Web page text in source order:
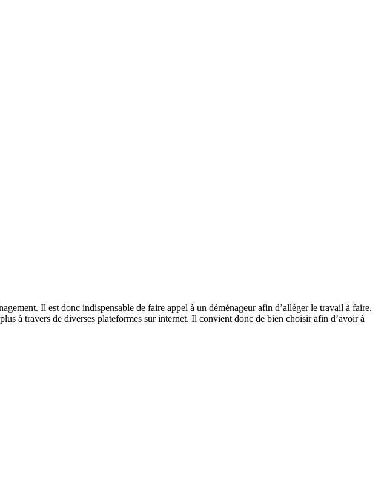
Il est donc indispensable de faire appel à un déménageur afin d’alléger le travail à faire.
à travers de diverses plateformes sur internet. Il convient donc de bien choisir afin d’avoir à